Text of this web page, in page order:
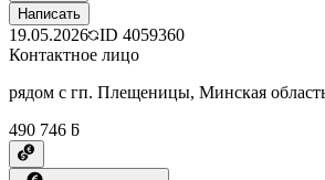
Написать
19.05.2026 ID 4059360
Контактное лицо
рядом с гп. Плещеницы, Минская
490 746 ƃ